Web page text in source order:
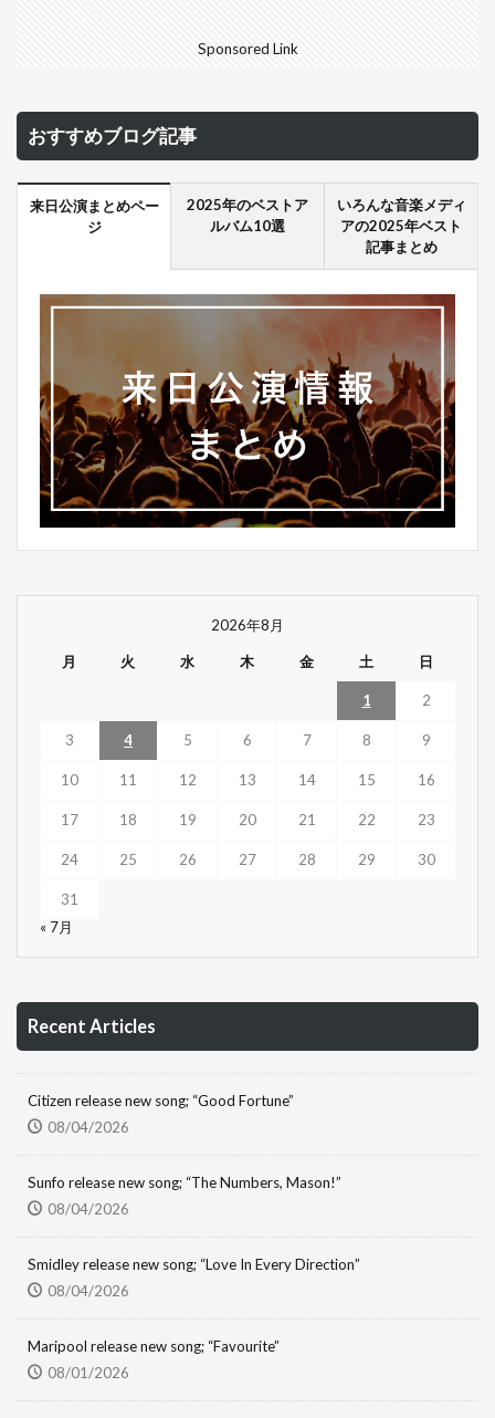
Sponsored Link
おすすめブログ記事
来日公演まとめペー
ジ
2025年のベストア
ルバム10選
いろんな音楽メディ
アの2025年ベスト
記事まとめ
2026年8月
月 火 水 木 金 土 日
1 2
3 4 5 6 7 8 9
10 11 12 13 14 15 16
17 18 19 20 21 22 23
24 25 26 27 28 29 30
31
« 7月
Recent Articles
Citizen release new song; “Good Fortune”
08/04/2026
Sunfo release new song; “The Numbers, Mason!”
08/04/2026
Smidley release new song; “Love In Every Direction”
08/04/2026
Maripool release new song; “Favourite”
08/01/2026